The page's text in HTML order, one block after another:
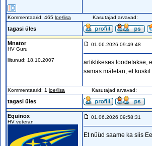
Kommentaarid: 465 loe/lisa Kasutajad arvavad:
tagasi üles
Mnator
HV Guru
liitunud: 18.10.2007
01.06.2026 09:49:48
artiklikeses loodetakse,
samas mäletan, et
Kommentaarid: 1 loe/lisa Kasutajad arvavad:
tagasi üles
Equinox
HV veteran
01.06.2026 09:58:31
Et nüüd saame ka siis